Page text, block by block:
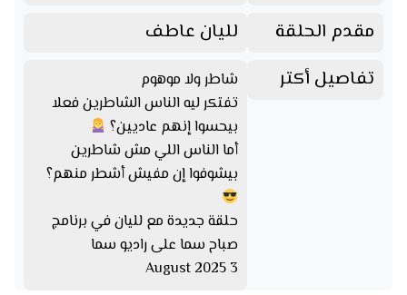
مقدم الحلقة
لليان عاطف
تفاصيل أكتر
شاطر ولا موهوم
تفتكر ليه الناس الشاطرين فعلا
بيحسوا إنهم عاديين؟
أما الناس اللي مش شاطرين
بيشوفوا إن مفيش أشطر منهم؟
حلقة جديدة مع لليان في برنامج
صباح سما على راديو سما
3 August 2025